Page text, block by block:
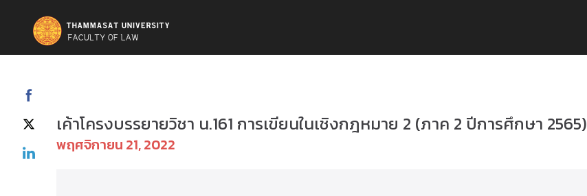
เค้าโครงบรรยายวิชา น.161 การเขียนในเชิงกฎหมาย 2 (ภาค 2 ปีการศึกษา 2565)
พฤศจิกายน 21, 2022